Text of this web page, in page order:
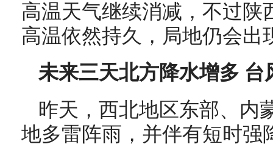
高温天气继续消减，不过陕
高温依然持久，局地仍会
未来三天北方降水增多 台
昨天，西北地区东部、内
地多雷阵雨，并伴有短时强